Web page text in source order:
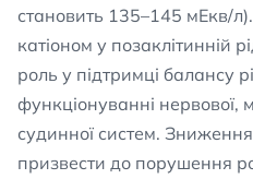
становить 135–145 мЕкв/
катіоном у позаклітинній
роль у підтримці балансу
функціонуванні нервової,
судинної систем.
призвести до порушення